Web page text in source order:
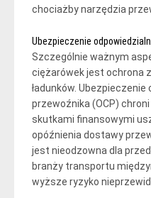
chociażby narzędzia
Ubezpieczenie
Szczególnie ważnym
ciężarówek jest ochrona
ładunków.
przewoźnika (OCP)
skutkami finansowymi
opóźnienia dostawy
jest nieodzowna dla
branży transportu
wyższe ryzyko